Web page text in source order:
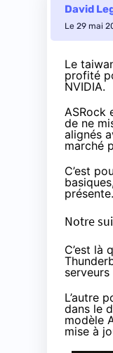
David
Le 29 mai
Le
profité
NVIDIA.
ASRock
de ne
alignés
marché
C’est
présente.
Notre
C’est là
serveurs
L’autre
dans le
modèle
mise à